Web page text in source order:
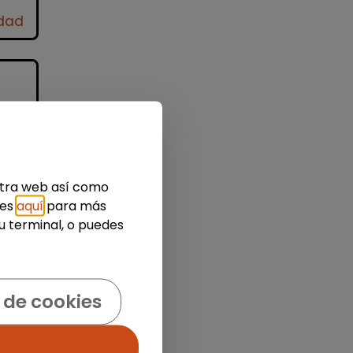
web así como
aquí para más
terminal, o puedes
cookies